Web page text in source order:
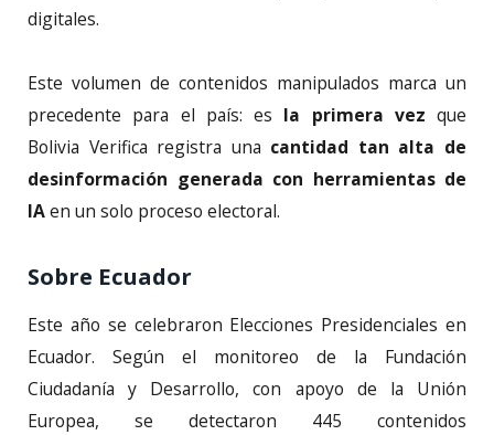
digitales.
Este volumen de contenidos manipulados marca un
precedente para el país: es la primera vez que
Bolivia Verifica registra una cantidad tan alta de
desinformación generada con herramientas de
IAen un solo proceso electoral.
Sobre Ecuador
Este año se celebraron Elecciones Presidenciales en
Ecuador. Según el monitoreo de la Fundación
Ciudadanía y Desarrollo, con apoyo de la Unión
Europea, se detectaron 445 contenidos